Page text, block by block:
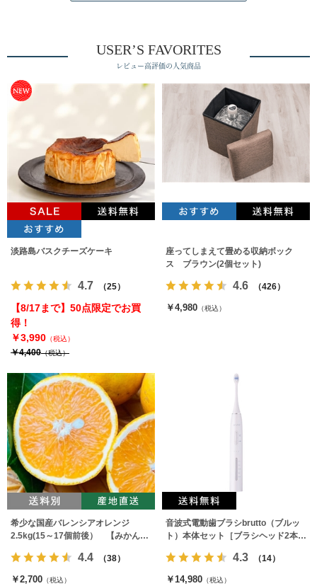
USER’S FAVORITES
レビュー高評価の人気商品
淡路島バスクチーズケーキ
4.7 （25）
【8/17まで】50点限定でお買
得！
￥3,990 （税込）
￥4,400（税込）
座ってしまえて畳める収納ボック
ス ブラウン(2個セット)
4.6 （426）
￥4,980 （税込）
希少な国産バレンシアオレンジ
2.5kg(15～17個前後） 【みかんの
4.4 （38）
￥2,700 （税込）
音波式電動歯ブラシbrutto（ブルッ
ト）本体セット［ブラシヘッド2本付
4.3 （14）
￥14,980 （税込）